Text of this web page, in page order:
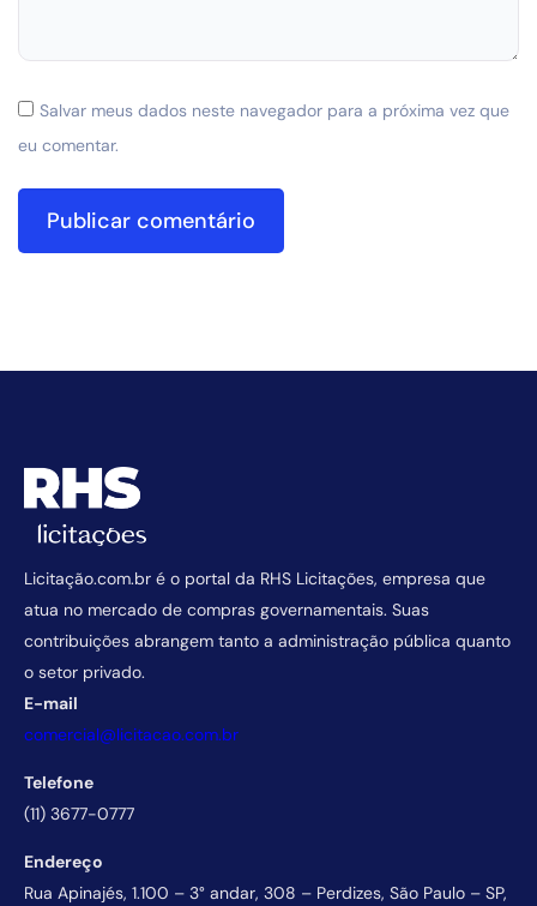
Salvar meus dados neste navegador para a próxima vez que
eu comentar.
Licitação.com.br é o portal da RHS Licitações, empresa que
atua no mercado de compras governamentais. Suas
contribuições abrangem tanto a administração pública quanto
o setor privado.
E-mail
comercial@licitacao.com.br
Telefone
(11) 3677-0777
Endereço
Rua Apinajés, 1.100 – 3° andar, 308 – Perdizes, São Paulo – SP,